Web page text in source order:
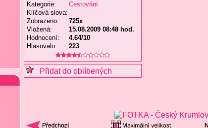
Kategorie:
Cestování
Klíčová slova:
Zobrazeno:
725x
Vložená:
15.08.2009 08:48 hod.
Hodnocení:
4.64/10
Hlasovalo:
223
Přidat do oblíbených